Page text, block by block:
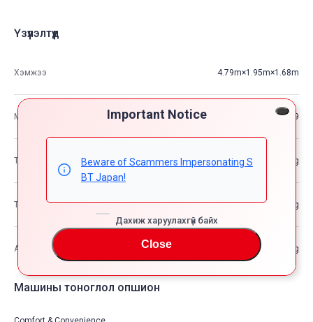
Important Notice
Beware of Scammers Impersonating S
BT Japan!
Дахиж харуулахгүй байх
Close
Үзүүлэлтүүд
Хэмжээ 4.79m×1.95m×1.68m
М3 15.69
Тээврийн хэрэгслийн жин —kg
Тээврийн хэрэгслийн нийт жин —kg
Ачааны хамгийн өндөр хүчин чадал —kg
Машины тоноглол опшион